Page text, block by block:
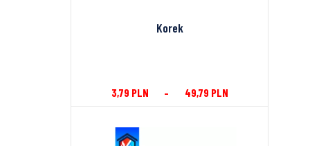
Korek
3,79 PLN – 49,79 PLN